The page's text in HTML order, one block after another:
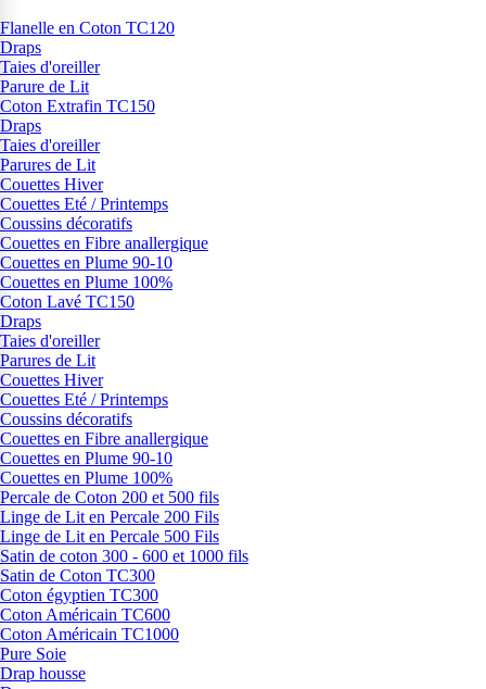
Flanelle en Coton TC120
Draps
Taies d'oreiller
Parure de Lit
Coton Extrafin TC150
Draps
Taies d'oreiller
Parures de Lit
Couettes Hiver
Couettes Eté / Printemps
Coussins décoratifs
Couettes en Fibre anallergique
Couettes en Plume 90-10
Couettes en Plume 100%
Coton Lavé TC150
Draps
Taies d'oreiller
Parures de Lit
Couettes Hiver
Couettes Eté / Printemps
Coussins décoratifs
Couettes en Fibre anallergique
Couettes en Plume 90-10
Couettes en Plume 100%
Percale de Coton 200 et 500 fils
Linge de Lit en Percale 200 Fils
Linge de Lit en Percale 500 Fils
Satin de coton 300 - 600 et 1000 fils
Satin de Coton TC300
Coton égyptien TC300
Coton Américain TC600
Coton Américain TC1000
Pure Soie
Drap housse